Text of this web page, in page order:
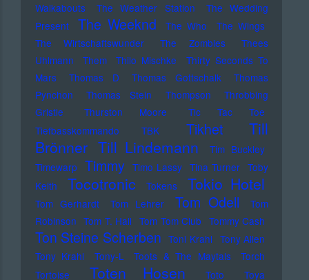
Walkabouts
The Weather Station
The Wedding
Present
The Weeknd The Who
The Wings
The Wirtschaftswunder
The Zombies
Thees
Uhlmann
Them Thilo Mischke
Thirty Seconds To
Mars
Thomas D Thomas Gottschalk
Thomas
Pynchon
Thomas Stein Thompson
Throbbing
Gristle
Thurston Moore
Tic Tac Toe
Tiefbasskommando TBK
Tikhet
Till
Brönner Till Lindemann
Tim Buckley
Timewarp Timmy Timo Lassy Tina Turner Toby
Keith
Tocotronic Tokens Tokio Hotel
Tom Gerhardt Tom Lehrer Tom Odell
Tom
Robinson Tom T. Hall Tom Tom Club Tommy Cash
Ton Steine Scherben Toni Krahl Tony Allen
Tony Krahl
Tony-L Toots & The Maytals
Torch
Tortoise
Toten Hosen Toto
Toya